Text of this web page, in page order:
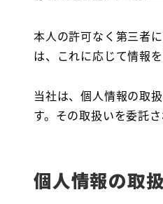
本人の許可なく第三者
は、これに応じて情報
当社は、個人情報の取
す。その取扱いを委託
個人情報の取